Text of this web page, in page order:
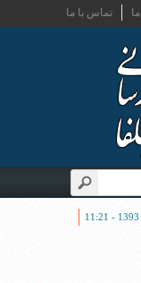
تماس با ما